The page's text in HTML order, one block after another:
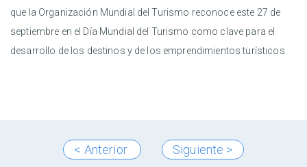
que la Organización Mundial del Turismo reconoce este 27 de
septiembre en el Día Mundial del Turismo como clave para el
desarrollo de los destinos y de los emprendimientos turísticos.
< Anterior Siguiente >